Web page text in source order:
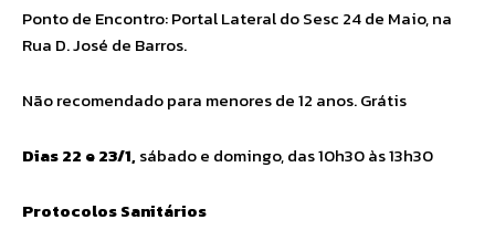
Ponto de Encontro: Portal Lateral do Sesc 24 de Maio, na
Rua D. José de Barros.
Não recomendado para menores de 12 anos. Grátis
Dias 22 e 23/1,sábado e domingo, das 10h30 às 13h30
Protocolos Sanitários